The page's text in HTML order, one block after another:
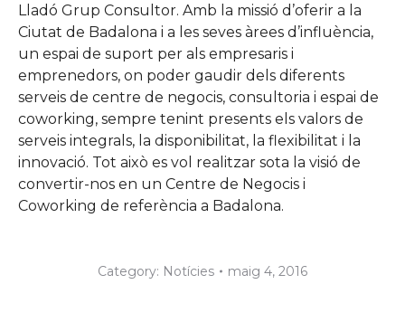
Lladó Grup Consultor. Amb la missió d’oferir a la
Ciutat de Badalona i a les seves àrees d’influència,
un espai de suport per als empresaris i
emprenedors, on poder gaudir dels diferents
serveis de centre de negocis, consultoria i espai de
coworking, sempre tenint presents els valors de
serveis integrals, la disponibilitat, la flexibilitat i la
innovació. Tot això es vol realitzar sota la visió de
convertir-nos en un Centre de Negocis i
Coworking de referència a Badalona.
Category: Notícies maig 4, 2016